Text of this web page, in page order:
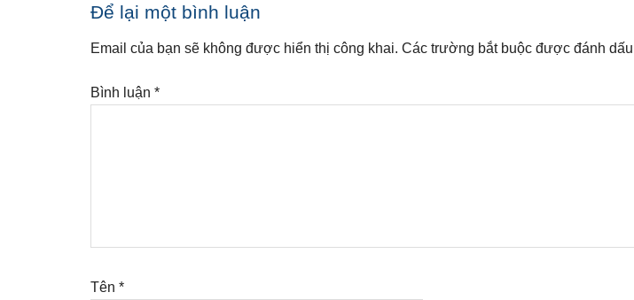
Reader
Interactions
Để lại một bình luận
Email của bạn sẽ không được hiển thị công khai. Các trường bắt buộc được đánh dấu
Bình luận *
Tên *